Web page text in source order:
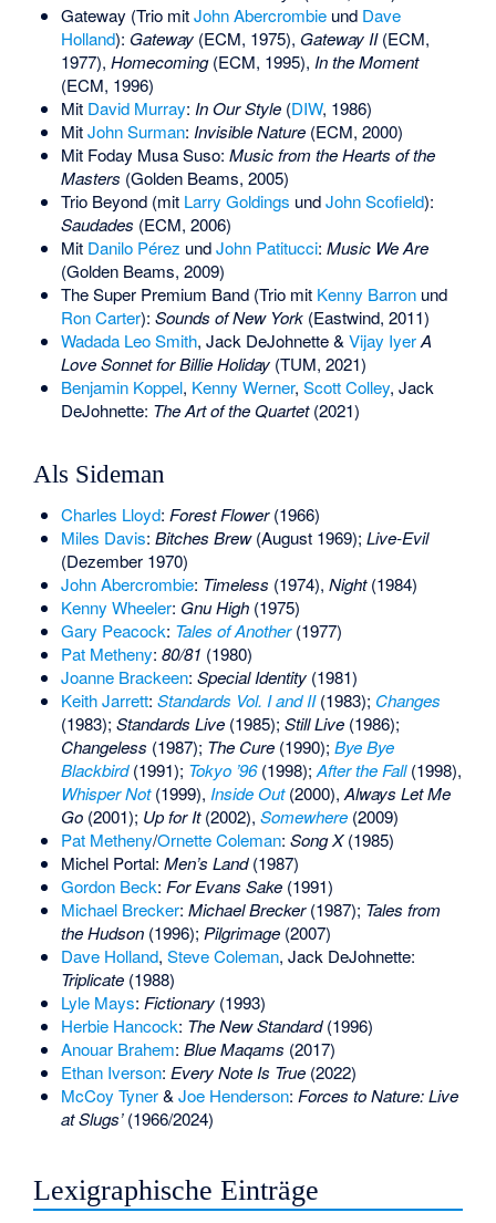
Gateway (Trio mitJohn Abercrombieund Dave
Holland): Gateway(ECM, 1975), Gateway II(ECM,
1977), Homecoming(ECM, 1995), In the Moment
(ECM, 1996)
Mit David Murray: In Our Style(DIW, 1986)
MitJohn Surman: Invisible Nature(ECM, 2000)
Mit Foday Musa Suso: Music from the Hearts of the
Masters (Golden Beams, 2005)
Trio Beyond (mit Larry Goldings undJohn Scofield):
Saudades (ECM, 2006)
Mit Danilo Pérez undJohn Patitucci: Music We Are
(Golden Beams, 2009)
The Super Premium Band (Trio mit Kenny Barronund
Ron Carter): Sounds of New York(Eastwind, 2011)
Wadada Leo Smith, Jack DeJohnette & Vijay Iyer A
Love Sonnet for Billie Holiday(TUM, 2021)
Benjamin Koppel, Kenny Werner, Scott Colley, Jack
DeJohnette: The Art of the Quartet(2021)
Als Sideman
Charles Lloyd: Forest Flower(1966)
Miles Davis: Bitches Brew(August 1969); Live-Evil
(Dezember 1970)
John Abercrombie: Timeless (1974), Night(1984)
Kenny Wheeler: Gnu High(1975)
Gary Peacock: Tales of Another(1977)
Pat Metheny: 80/81 (1980)
Joanne Brackeen: Special Identity(1981)
Keith Jarrett: Standards Vol. I and II(1983); Changes
(1983); Standards Live(1985); Still Live(1986);
Changeless (1987); The Cure(1990); Bye Bye
Blackbird(1991); Tokyo ’96(1998); After the Fall(1998),
Whisper Not(1999), Inside Out(2000), Always Let Me
Go(2001); Up for It(2002), Somewhere(2009)
Pat Metheny/Ornette Coleman: Song X(1985)
Michel Portal: Men’s Land(1987)
Gordon Beck: For Evans Sake(1991)
Michael Brecker: Michael Brecker(1987); Tales from
the Hudson(1996); Pilgrimage(2007)
Dave Holland, Steve Coleman, Jack DeJohnette:
Triplicate(1988)
Lyle Mays: Fictionary(1993)
Herbie Hancock: The New Standard(1996)
Anouar Brahem: Blue Maqams (2017)
Ethan Iverson: Every Note Is True(2022)
McCoy Tyner& Joe Henderson: Forces to Nature: Live
at Slugs’(1966/2024)
Lexigraphische Einträge